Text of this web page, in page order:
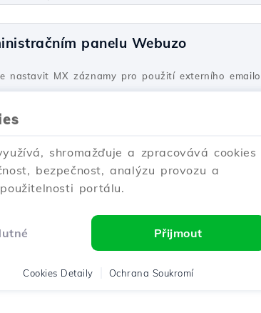
panelu Webuzo
nastavit MX záznamy pro použití externího
směrnic PHP v panelu Plesk
v Plesk: změňte display_errors,
shromažďuje a zpracovává cookies
bezpečnost, analýzu provozu a
portálu.
Přijmout
Cookies Detaily Ochrana Soukromí